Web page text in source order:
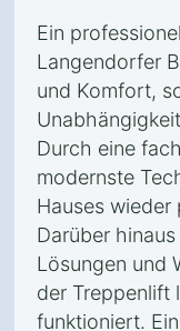
Ein
Langendorfer
und Komfort,
Durch eine
modernste
Hauses
Darüber
Lösungen und
der Treppenlift
funktioniert.